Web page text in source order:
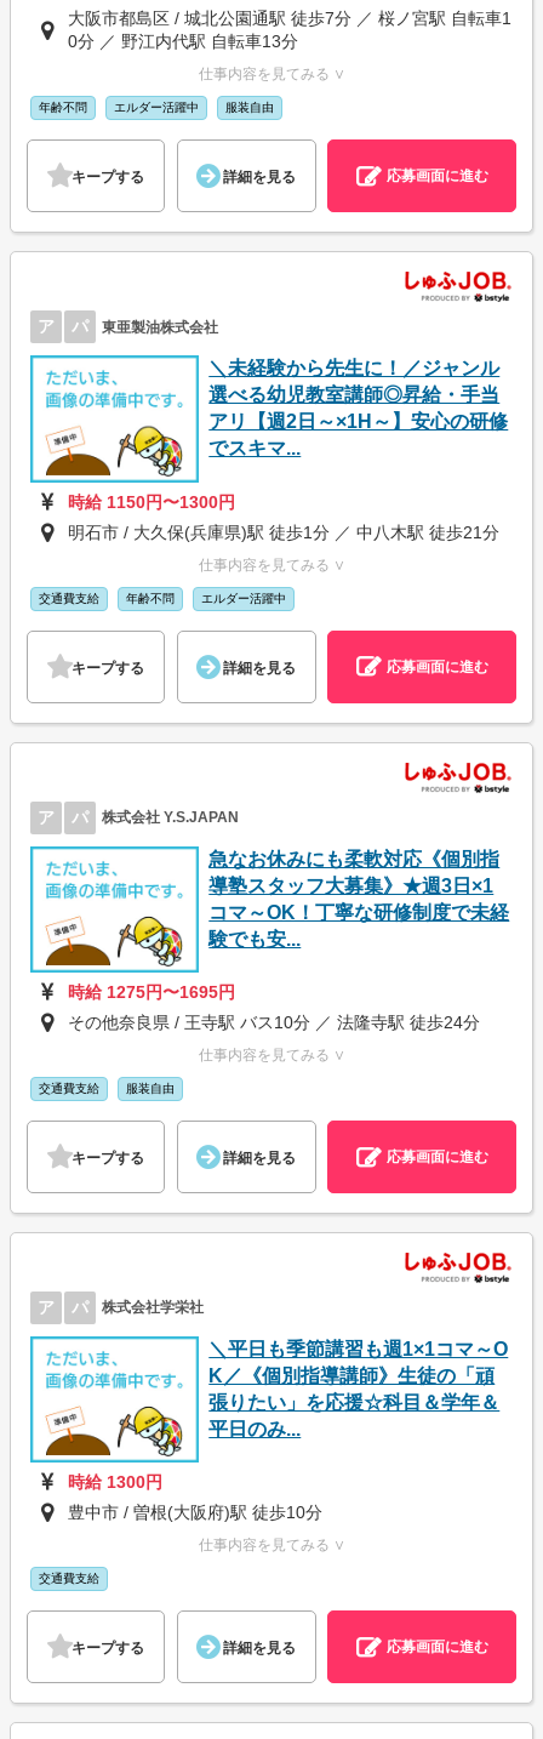
大阪市都島区 / 城北公園通駅 徒歩7分 ／ 桜ノ宮駅 自転車1
0分 ／ 野江内代駅 自転車13分
仕事内容を見てみる ∨
年齢不問 エルダー活躍中 服装自由
キープする 詳細を見る 応募画面に進む
ア パ 東亜製油株式会社
＼未経験から先生に！／ジャンル
選べる幼児教室講師◎昇給・手当
アリ【週2日～×1H～】安心の研修
でスキマ...
時給 1150円〜1300円
明石市 / 大久保(兵庫県)駅 徒歩1分 ／ 中八木駅 徒歩21分
仕事内容を見てみる ∨
交通費支給 年齢不問 エルダー活躍中
キープする 詳細を見る 応募画面に進む
ア パ 株式会社 Y.S.JAPAN
急なお休みにも柔軟対応《個別指
導塾スタッフ大募集》★週3日×1
コマ～OK！丁寧な研修制度で未経
験でも安...
時給 1275円〜1695円
その他奈良県 / 王寺駅 バス10分 ／ 法隆寺駅 徒歩24分
仕事内容を見てみる ∨
交通費支給 服装自由
キープする 詳細を見る 応募画面に進む
ア パ 株式会社学栄社
＼平日も季節講習も週1×1コマ～O
K／《個別指導講師》生徒の「頑
張りたい」を応援☆科目＆学年＆
平日のみ...
時給 1300円
豊中市 / 曽根(大阪府)駅 徒歩10分
仕事内容を見てみる ∨
交通費支給
キープする 詳細を見る 応募画面に進む